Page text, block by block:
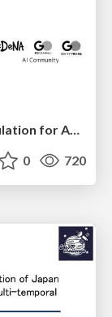
論文紹介 "ReSim: Reliable World Simulation for Autonomous Driving"
0 720